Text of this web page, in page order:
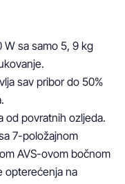
W sa samo 5, 9 kg
sav pribor do 50%
od povratnih ozljeda.
7-položajnom
AVS-ovom bočnom
opterećenja na